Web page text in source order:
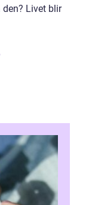
Livet blir